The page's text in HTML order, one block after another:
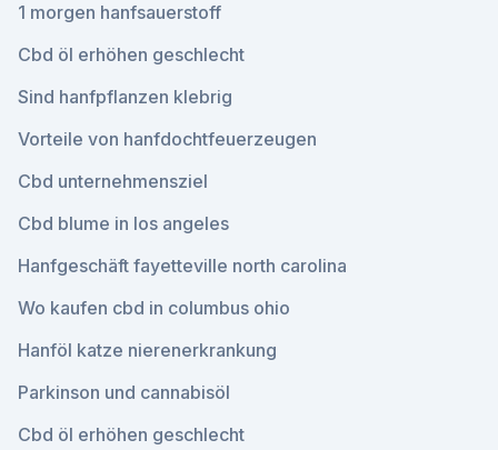
1 morgen hanfsauerstoff
Cbd öl erhöhen geschlecht
Sind hanfpflanzen klebrig
Vorteile von hanfdochtfeuerzeugen
Cbd unternehmensziel
Cbd blume in los angeles
Hanfgeschäft fayetteville north carolina
Wo kaufen cbd in columbus ohio
Hanföl katze nierenerkrankung
Parkinson und cannabisöl
Cbd öl erhöhen geschlecht